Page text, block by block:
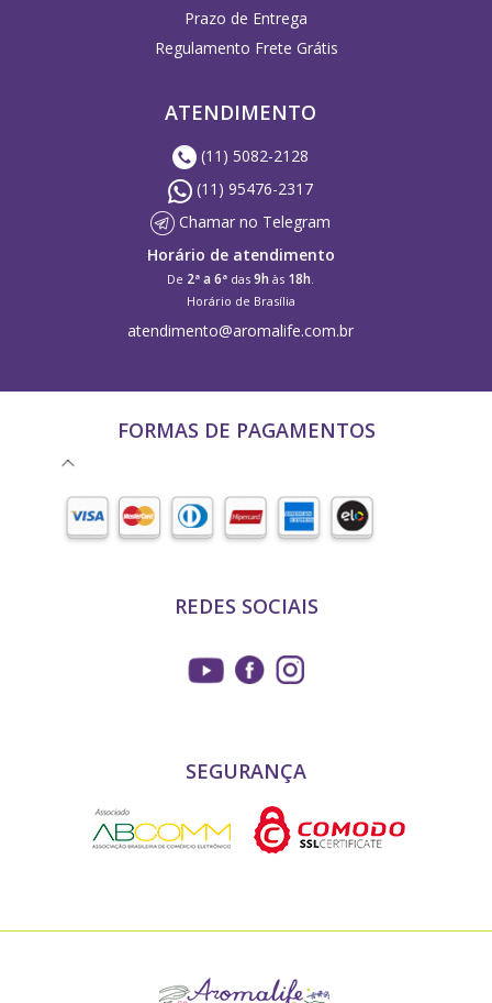
Prazo de Entrega
Regulamento Frete Grátis
ATENDIMENTO
(11) 5082-2128
(11) 95476-2317
Chamar no Telegram
Horário de atendimento
De 2ª a 6ª das 9h às 18h.
Horário de Brasília
atendimento@aromalife.com.br
FORMAS DE PAGAMENTOS
REDES SOCIAIS
SEGURANÇA